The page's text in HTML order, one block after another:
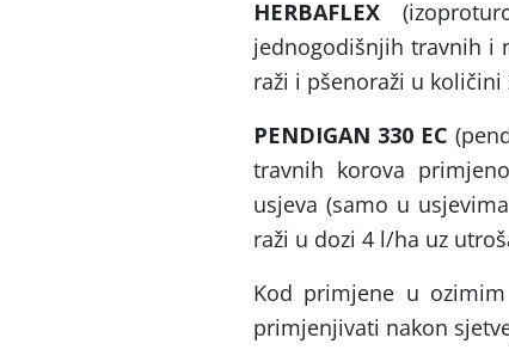
HERBAFLEX
jednogodišnjih travnih i
raži i pšenoraži u
PENDIGAN 330 EC
travnih korova
usjeva (samo u
raži u dozi 4 l/ha uz
Kod primjene u
primjenjivati nakon